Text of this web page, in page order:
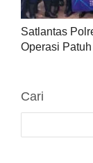
Satlantas
Operasi
Cari